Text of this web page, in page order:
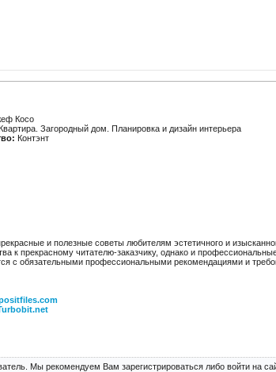
Косо
Квартира. Загородный дом. Планировка и дизайн интерьера
Контэнт
и полезные советы любителям эстетичного и
к прекрасному читателю-заказчику, однако и
с обязательными профессиональными рекомендациями и
Мы рекомендуем Вам зарегистрироваться либо войти на